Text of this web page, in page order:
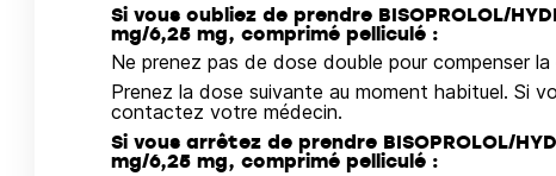
Si vous oubliez de prendre BISOPROLOL/
mg/6,25 mg, comprimé pelliculé :
Ne prenez pas de dose double pour compenser
Prenez la dose suivante au moment habituel. Si
contactez votre médecin.
Si vous arrêtez de prendre BISOPROLOL/
mg/6,25 mg, comprimé pelliculé :